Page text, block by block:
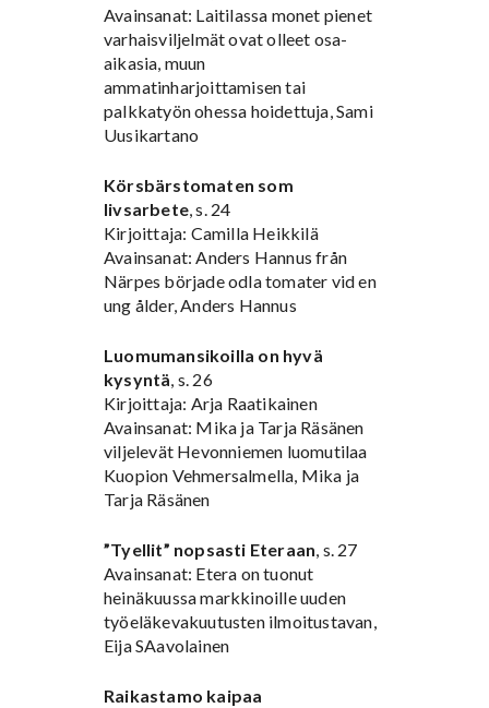
Avainsanat: Laitilassa monet pienet
varhaisviljelmät ovat olleet osa-
aikasia, muun
ammatinharjoittamisen tai
palkkatyön ohessa hoidettuja, Sami
Uusikartano
Körsbärstomaten som
livsarbete, s. 24
Kirjoittaja: Camilla Heikkilä
Avainsanat: Anders Hannus från
Närpes började odla tomater vid en
ung ålder, Anders Hannus
Luomumansikoilla on hyvä
kysyntä, s. 26
Kirjoittaja: Arja Raatikainen
Avainsanat: Mika ja Tarja Räsänen
viljelevät Hevonniemen luomutilaa
Kuopion Vehmersalmella, Mika ja
Tarja Räsänen
”Tyellit” nopsasti Eteraan, s. 27
Avainsanat: Etera on tuonut
heinäkuussa markkinoille uuden
työeläkevakuutusten ilmoitustavan,
Eija SAavolainen
Raikastamo kaipaa